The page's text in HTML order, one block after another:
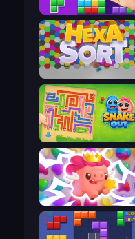
BlockBuster Puzzle
Snake Out:
Match Arena